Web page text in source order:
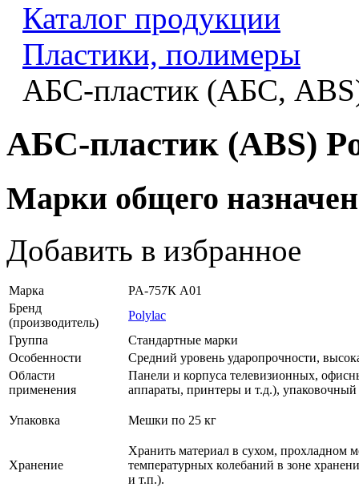
Каталог продукции
Пластики, полимеры
АБС-пластик (АБС,
АБС-пластик (ABS)
Марки общего
Добавить в избранное
Марка
PA-757К A01
Бренд
(производитель)
Polylac
Группа
Стандартные марки
Особенности
Средний уровень ударопрочности,
Области
применения
Панели и корпуса телевизионных,
аппараты, принтеры и т.д.), упаковочный
Упаковка Мешки по 25 кг
Хранение
Хранить материал в сухом, прохладном
температурных колебаний в зоне
и т.п.).